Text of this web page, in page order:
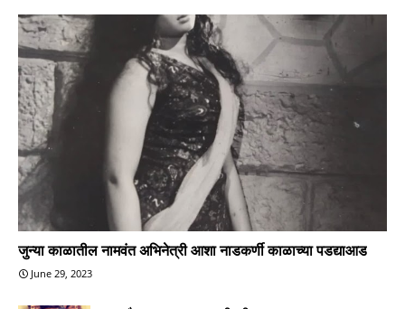
जुन्या काळातील नामवंत अभिनेत्री आशा नाडकर्णी काळाच्या पडद्याआड
June 29, 2023